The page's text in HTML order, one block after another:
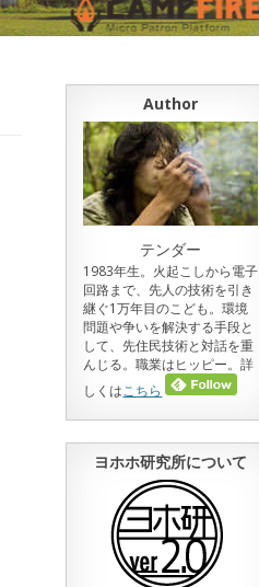
Author
テンダー
1983年生。火起こしから電子
回路まで、先人の技術を引き
継ぐ1万年目のこども。環境
問題や争いを解決する手段と
して、先住民技術と対話を重
んじる。職業はヒッピー。詳
しくはこちら
ヨホホ研究所について